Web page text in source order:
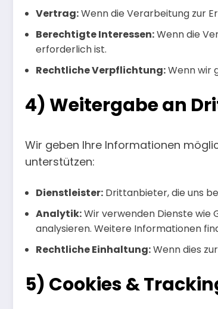
Vertrag:Wenn die Verarbeitung zur
Berechtigte Interessen:Wenn die
erforderlich ist.
Rechtliche Verpflichtung:Wenn wir
4) Weitergabe an
Wir geben Ihre Informationen
unterstützen:
Dienstleister: Drittanbieter, die uns
Analytik:Wir verwenden Dienste wie
analysieren. Weitere Informationen
Rechtliche Einhaltung:Wenn dies
5) Cookies &